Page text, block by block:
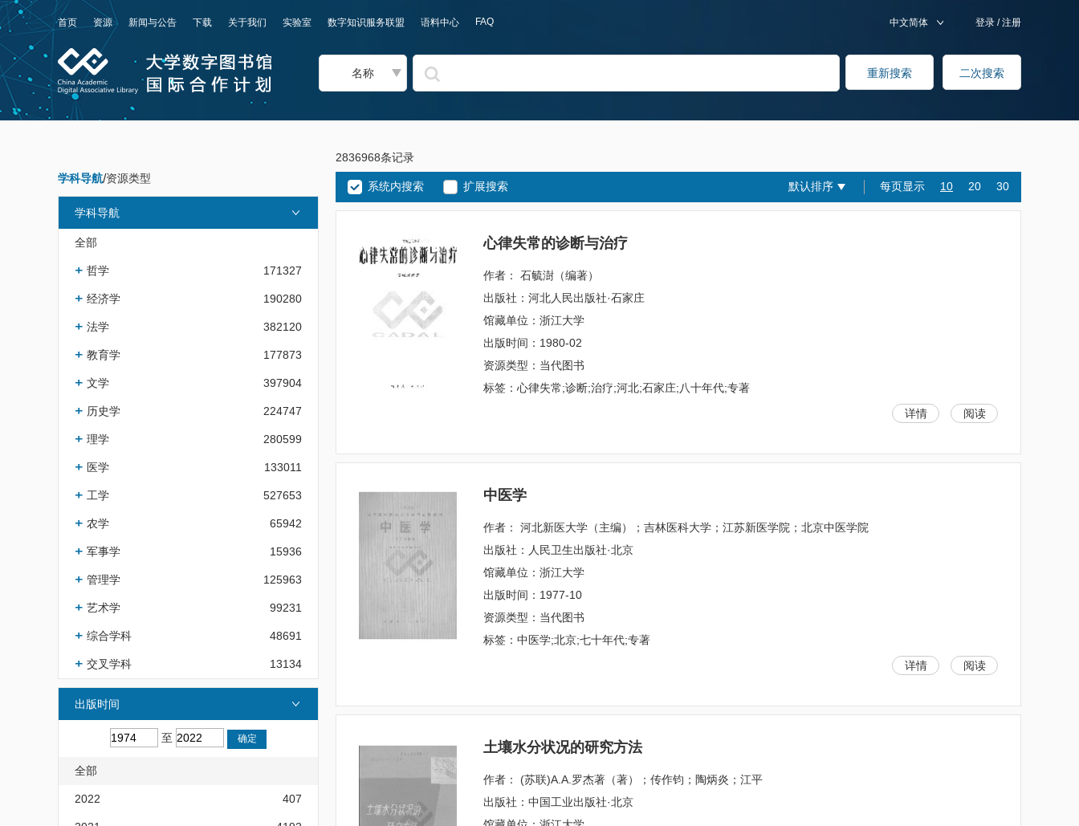
首页 资源 新闻与公告 下载 关于我们 实验室 数字知识服务联盟 语料中心 FAQ 登录 /注册
中文简体
名称
学科导航/资源类型
学科导航
全部
哲学 171327
经济学 190280
法学 382120
教育学 177873
文学 397904
历史学 224747
理学 280599
医学 133011
工学 527653
农学 65942
军事学 15936
管理学 125963
艺术学 99231
综合学科 48691
交叉学科 13134
出版时间
至
全部
2022 407
2836968条记录
系统内搜索 扩展搜索 默认排序 每页显示 10 20 30
心律失常的诊断与治疗
作者： 石毓澍（编著）
出版社：河北人民出版社·石家庄
馆藏单位：浙江大学
出版时间：1980-02
资源类型：当代图书
标签：心律失常;诊断;治疗;河北;石家庄;八十年代;专著
详情
阅读
中医学
作者： 河北新医大学（主编）；吉林医科大学；江苏新医学院；北京中医学院
出版社：人民卫生出版社·北京
馆藏单位：浙江大学
出版时间：1977-10
资源类型：当代图书
标签：中医学;北京;七十年代;专著
详情
阅读
土壤水分状况的研究方法
作者： (苏联)A.A.罗杰著（著）；传作钧；陶炳炎；江平
出版社：中国工业出版社·北京